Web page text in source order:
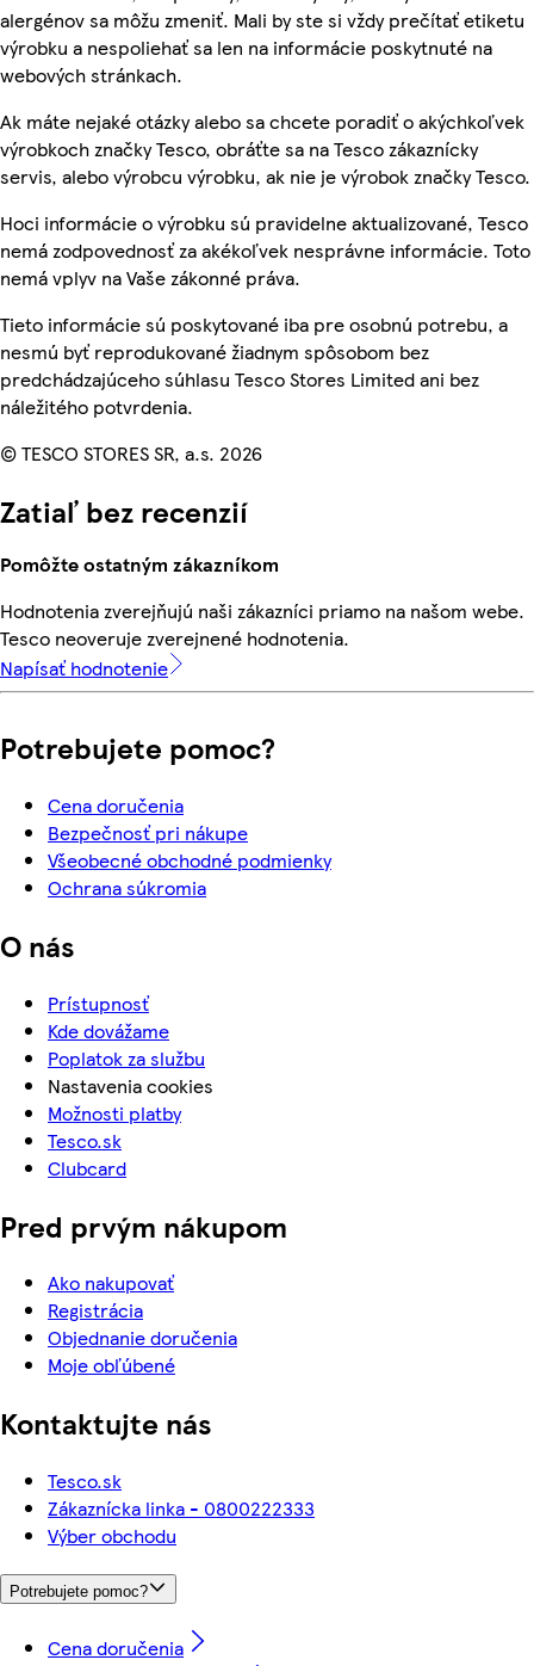
alergénov sa môžu zmeniť. Mali by ste si vždy prečítať etiketu
výrobku a nespoliehať sa len na informácie poskytnuté na
webových stránkach.
Ak máte nejaké otázky alebo sa chcete poradiť o akýchkoľvek
výrobkoch značky Tesco, obráťte sa na Tesco zákaznícky
servis, alebo výrobcu výrobku, ak nie je výrobok značky Tesco.
Hoci informácie o výrobku sú pravidelne aktualizované, Tesco
nemá zodpovednosť za akékoľvek nesprávne informácie. Toto
nemá vplyv na Vaše zákonné práva.
Tieto informácie sú poskytované iba pre osobnú potrebu, a
nesmú byť reprodukované žiadnym spôsobom bez
predchádzajúceho súhlasu Tesco Stores Limited ani bez
náležitého potvrdenia.
© TESCO STORES SR, a.s. 2026
Zatiaľ bez recenzií
Pomôžte ostatným zákazníkom
Hodnotenia zverejňujú naši zákazníci priamo na našom webe.
Tesco neoveruje zverejnené hodnotenia.
Napísať hodnotenie
Potrebujete pomoc?
Cena doručenia
Bezpečnosť pri nákupe
Všeobecné obchodné podmienky
Ochrana súkromia
O nás
Prístupnosť
Kde dovážame
Poplatok za službu
Nastavenia cookies
Možnosti platby
Tesco.sk
Clubcard
Pred prvým nákupom
Ako nakupovať
Registrácia
Objednanie doručenia
Moje obľúbené
Kontaktujte nás
Tesco.sk
Zákaznícka linka - 0800222333
Výber obchodu
Potrebujete pomoc?
Cena doručenia